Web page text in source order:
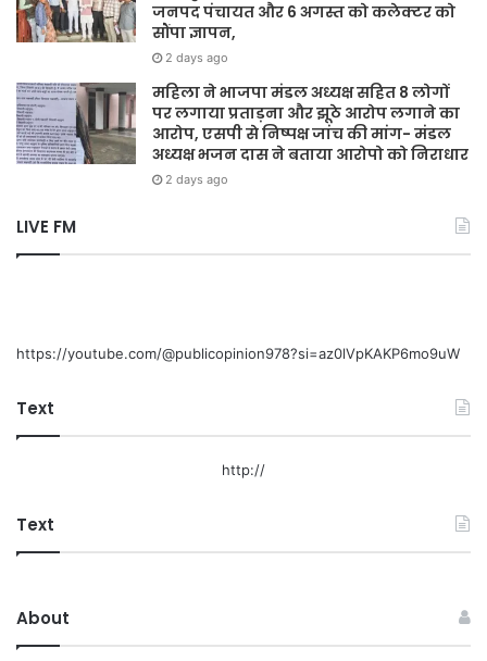
जनपद पंचायत और 6 अगस्त को कलेक्टर को
सौंपा ज्ञापन,
2 days ago
महिला ने भाजपा मंडल अध्यक्ष सहित 8 लोगों
पर लगाया प्रताड़ना और झूठे आरोप लगाने का
आरोप, एसपी से निष्पक्ष जांच की मांग- मंडल
अध्यक्ष भजन दास ने बताया आरोपो को निराधार
2 days ago
LIVE FM
https://youtube.com/@publicopinion978?si=az0lVpKAKP6mo9uW
Text
http://
Text
About